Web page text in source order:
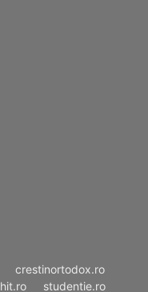
crestinortodox.ro
hit.ro studentie.ro